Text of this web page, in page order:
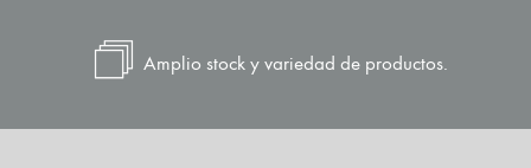
Amplio stock y variedad de productos.